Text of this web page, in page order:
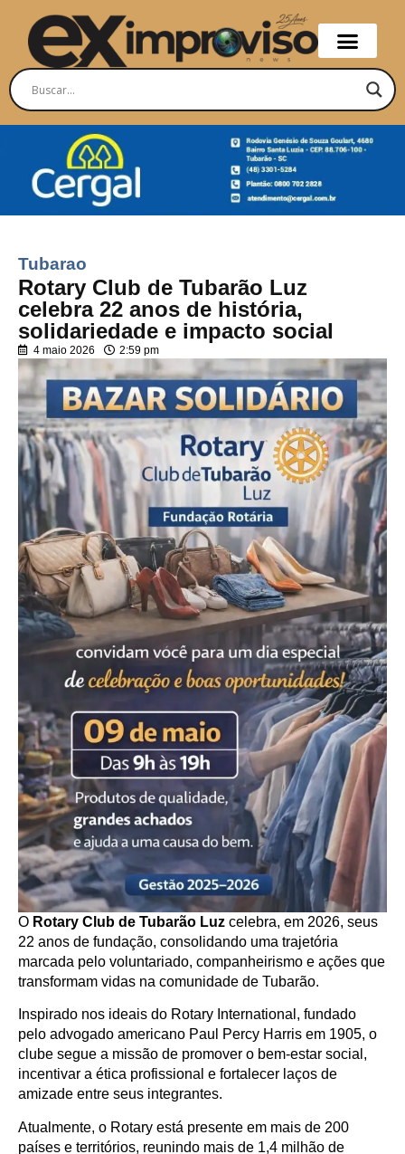
Tubarao
Rotary Club de Tubarão Luz
celebra 22 anos de história,
solidariedade e impacto social
4 maio 2026 2:59 pm
O Rotary Club de Tubarão Luz celebra, em 2026, seus
22 anos de fundação, consolidando uma trajetória
marcada pelo voluntariado, companheirismo e ações que
transformam vidas na comunidade de Tubarão.
Inspirado nos ideais do Rotary International, fundado
pelo advogado americano Paul Percy Harris em 1905, o
clube segue a missão de promover o bem-estar social,
incentivar a ética profissional e fortalecer laços de
amizade entre seus integrantes.
Atualmente, o Rotary está presente em mais de 200
países e territórios, reunindo mais de 1,4 milhão de